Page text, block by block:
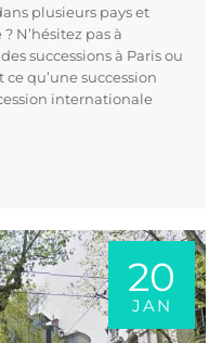
plusieurs pays et
N’hésitez pas à
successions à Paris ou
ce qu’une succession
internationale
20
JAN